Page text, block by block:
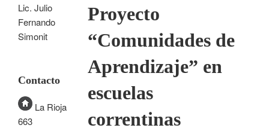
Proyecto
“Comunidades de
Aprendizaje” en
escuelas
correntinas
Lic. Julio
Fernando
Simonit
Contacto
La Rioja
663